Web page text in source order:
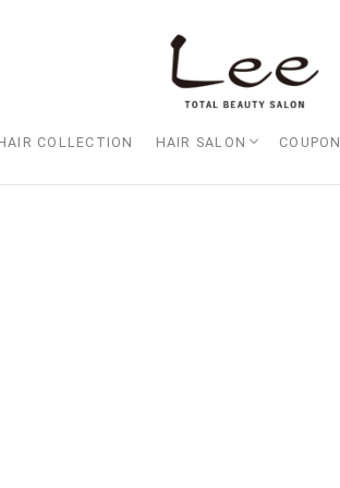
COLLECTION HAIR SALON
Lee大阪店
Lee梅田店
Lee京橋店
Lee堀江店
Lee四ツ橋店
Lee天王寺店
Lee上新庄Vita店
Lee東三国店
Lee布施店
Lee枚方店
HARBOR （ハーバー）
Lee尼崎店
Lee甲子園店
COUPON